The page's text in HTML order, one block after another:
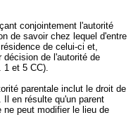
conjointement l'autorité
de savoir chez lequel d'entre
de celui-ci et,
de l'autorité de
1 et 5 CC).
parentale inclut le droit de
Il en résulte qu'un parent
ne peut modifier le lieu de